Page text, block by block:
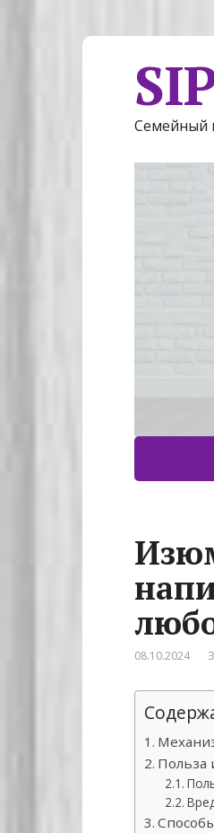
Семейный
08.10.2024
Польза